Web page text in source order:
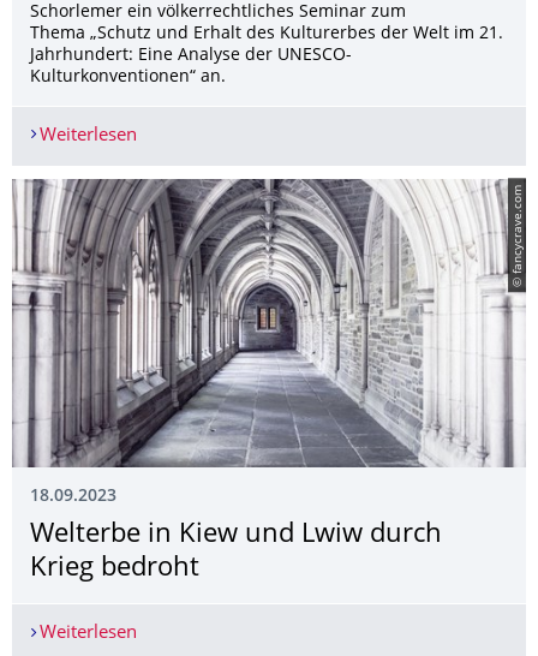
Schorlemer ein völkerrechtliches Seminar zum
Thema „Schutz und Erhalt des Kulturerbes der Welt im 21.
Jahrhundert: Eine Analyse der UNESCO-
Kulturkonventionen“ an.
Weiterlesen
© fancycrave.com
18.09.2023
Welterbe in Kiew und Lwiw durch
Krieg bedroht
Weiterlesen